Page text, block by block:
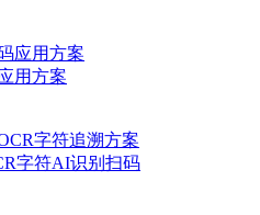
应用方案
用方案
字符追溯方案
字符AI识别扫码